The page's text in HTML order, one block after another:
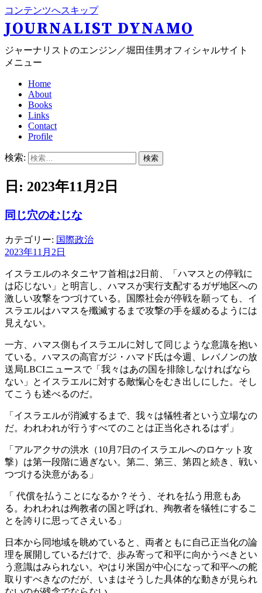
コンテンツへスキップ
JOURNALIST DYNAMO
ジャーナリストのエンジン／堀田佳男オフィシャルサイト
メニュー
Home
About
Books
Links
Contact
Profile
検索:
日: 2023年11月2日
同じ穴のむじな
カテゴリー: 国際政治
2023年11月2日
イスラエルのネタニヤフ首相は2日前、「ハマスとの停戦に
は応じない」と明言し、ハマスが実行支配するガザ地区への
激しい攻撃をつづけている。国際社会が停戦を願っても、イ
スラエルはハマスを殲滅するまで攻撃の手を緩めるようには
見えない。
一方、ハマス側もイスラエルに対して同じような意識を抱い
ている。ハマスの高官ガジ・ハマド氏は今週、レバノンの放
送局LBCIニュースで「我々はあの国を排除しなければなら
ない」とイスラエルに対する敵愾心をむき出しにした。そし
てこうも述べるのだ。
「イスラエルが消滅するまで、我々は犠牲者という立場なの
だ。われわれが行うすべてのことは正当化されるはず」
「アルアクサの洪水（10月7日のイスラエルへのロケット攻
撃）は第一段階に過ぎない。第二、第三、第四と続き、戦い
つづける決意がある」
「 代償を払うことになるか？そう、それを払う用意もあ
る。われわれは殉教者の国と呼ばれ、殉教者を犠牲にするこ
とを誇りに思ってさえいる」
日本から同地域を眺めていると、両者ともに自己正当化の論
理を展開しているだけで、歩み寄って和平に向かうべきとい
う意識はみられない。やはり米国が中心になって和平への舵
取りすべきなのだが、いまはそうした具体的な動きが見られ